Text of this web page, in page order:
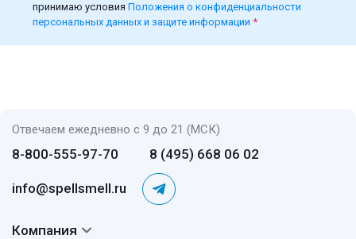
принимаю условия Положения о конфиденциальности
персональных данных и защите информации *
Отвечаем ежедневно с 9 до 21 (МСК)
8-800-555-97-70 8 (495) 668 06 02
info@spellsmell.ru
Компания